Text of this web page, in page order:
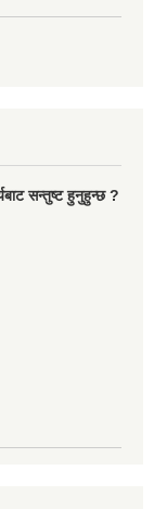
सन्तुष्ट हुनुहुन्छ ?